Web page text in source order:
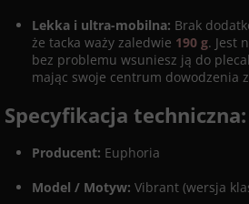
Lekka i ultra-mobilna: Brak
że tacka waży zaledwie 190 g. Jest
bez problemu wsuniesz ją do
mając swoje centrum dowodzenia
Specyfikacja techniczna:
Producent: Euphoria
Model / Motyw: Vibrant (wersja